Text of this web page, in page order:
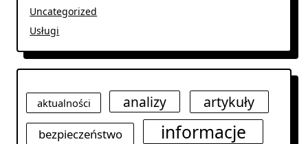
Uncategorized
Usługi
aktualności analizy artykuły
bezpieczeństwo informacje